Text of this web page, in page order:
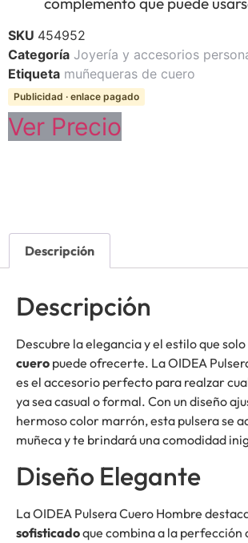
SKU 454952
Categoría Joyería y accesorios
Etiqueta muñequeras de cuero
Publicidad · enlace pagado
Ver Precio
Descripción
Descripción
Descubre la elegancia y el estilo que solo
cuero puede ofrecerte. La OIDEA
es el accesorio perfecto para realzar
ya sea casual o formal. Con un diseño
hermoso color marrón, esta pulsera se
muñeca y te brindará una comodidad
Diseño Elegante
La OIDEA Pulsera Cuero Hombre
sofisticadoque combina a la perfección